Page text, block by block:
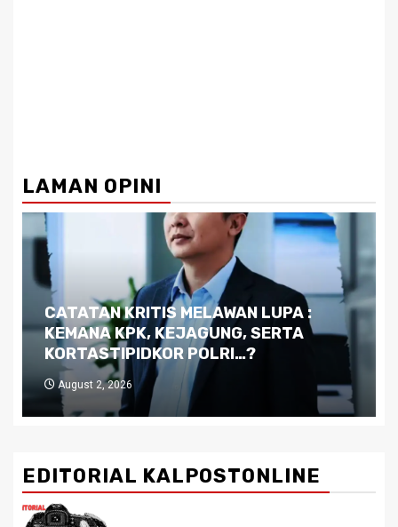
LAMAN OPINI
Dilema Kaltim di Tengah Krisis:
Kutukan Sumber Daya Alam dan
Pemimpin yang Tak Kreatif
July 29, 2026
EDITORIAL KALPOSTONLINE